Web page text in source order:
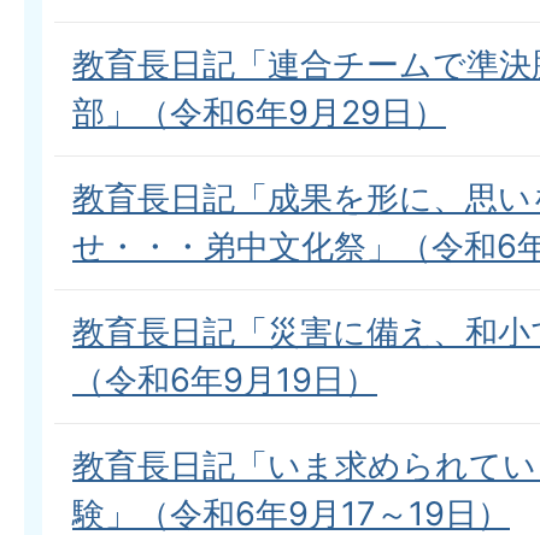
教育長日記「連合チームで準
部」（令和6年9月29日）
教育長日記「成果を形に、思
せ・・・弟中文化祭」（令和6
教育長日記「災害に備え、和
（令和6年9月19日）
教育長日記「いま求められて
験」（令和6年9月17～19日）